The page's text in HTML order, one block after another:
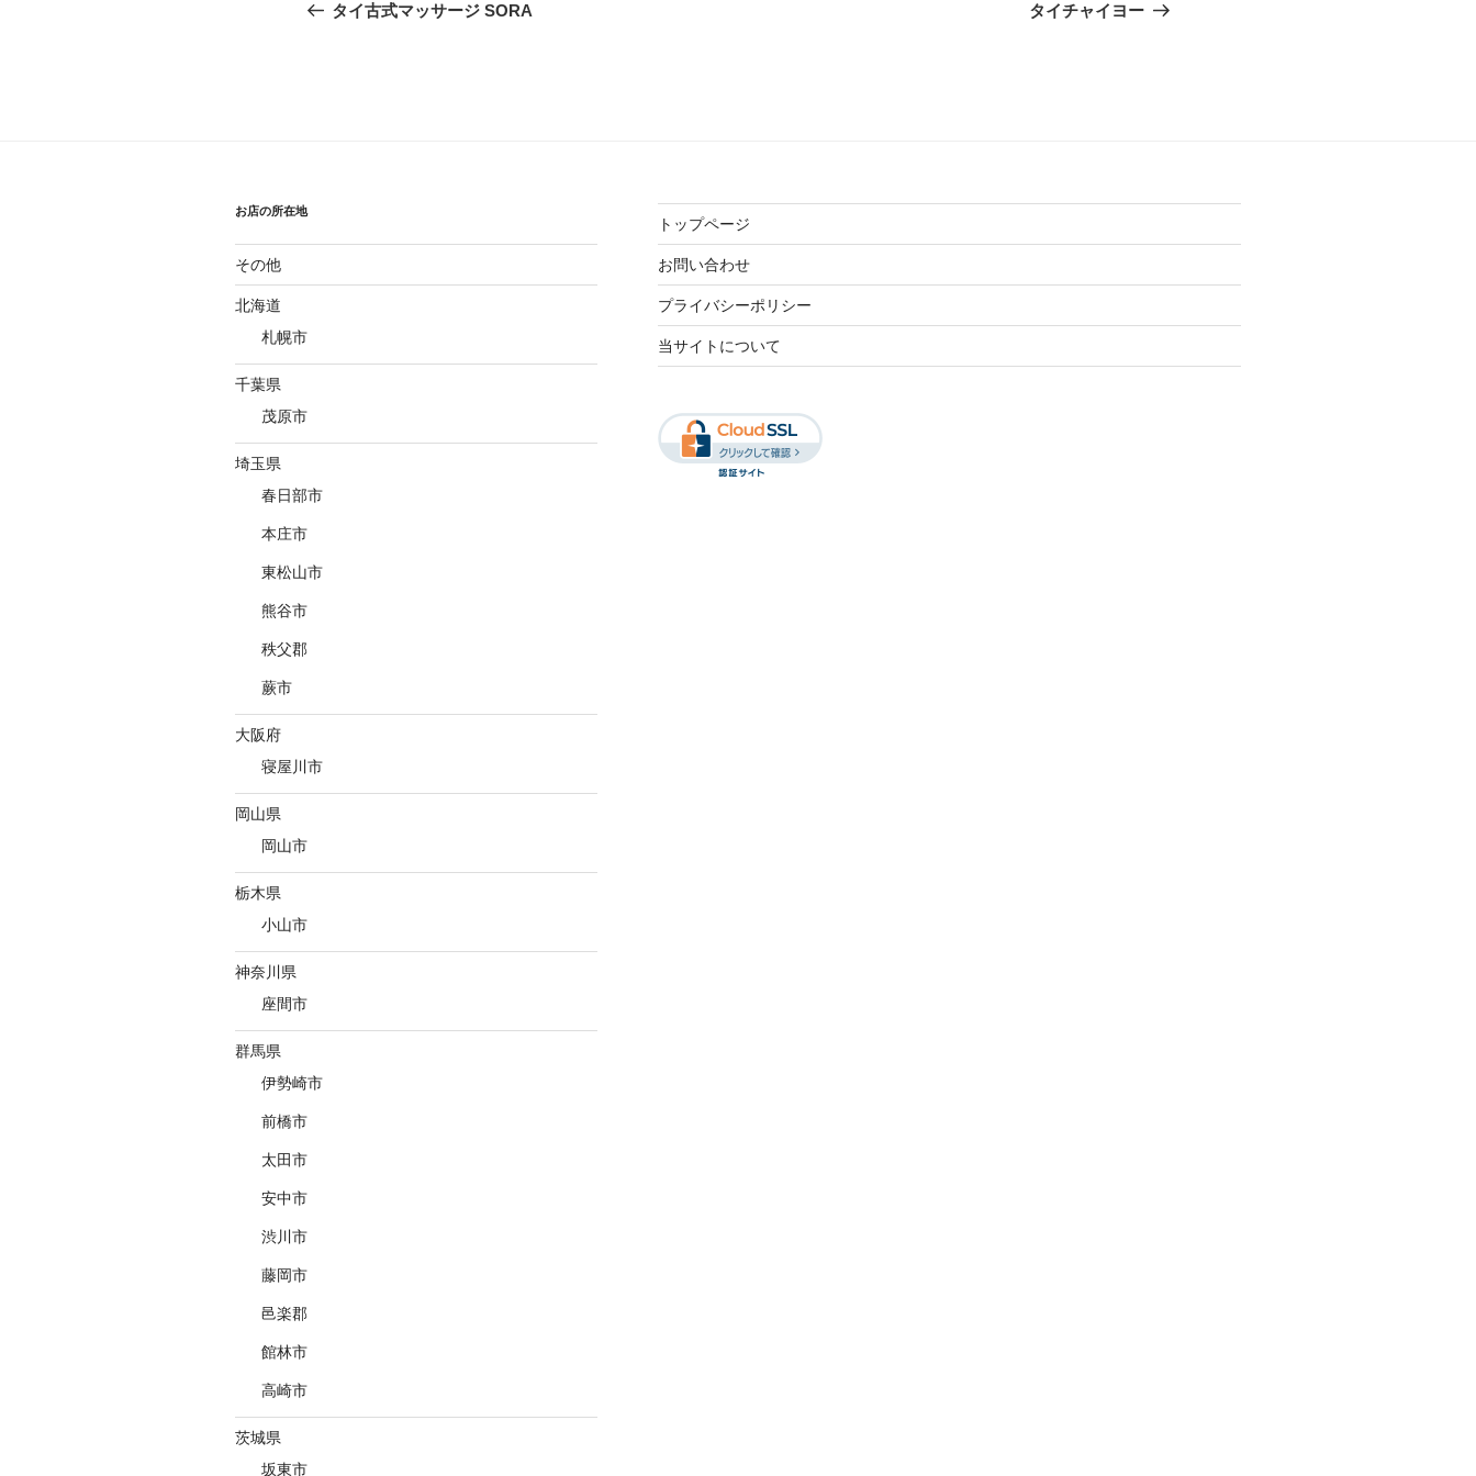
稿
ョ
ン
の
タイ古式マッサージ SORA
の
タイチャイヨー
お店の所在地
その他
北海道
札幌市
千葉県
茂原市
埼玉県
春日部市
本庄市
東松山市
熊谷市
秩父郡
蕨市
大阪府
寝屋川市
岡山県
岡山市
栃木県
小山市
神奈川県
座間市
群馬県
伊勢崎市
前橋市
太田市
安中市
渋川市
藤岡市
邑楽郡
館林市
高崎市
茨城県
坂東市
トップページ
お問い合わせ
プライバシーポリシー
当サイトについて